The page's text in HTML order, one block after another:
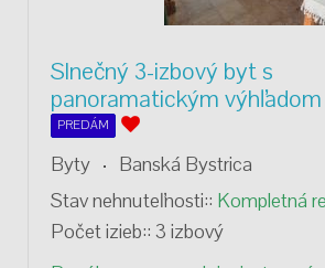
Slnečný 3-izbový byt s
panoramatickým výhľadom
PREDÁM
Byty
Banská Bystrica
Stav nehnuteľnosti:: Kompletná
Počet izieb:: 3 izbový